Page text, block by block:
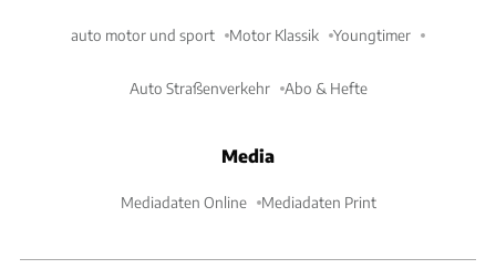
auto motor und sport Motor Klassik Youngtimer
Auto Straßenverkehr Abo & Hefte
Media
Mediadaten Online Mediadaten Print